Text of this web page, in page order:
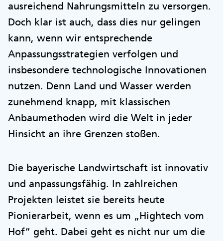
ausreichend Nahrungsmitteln zu versorgen.
Doch klar ist auch, dass dies nur gelingen
kann, wenn wir entsprechende
Anpassungsstrategien verfolgen und
insbesondere technologische Innovationen
nutzen. Denn Land und Wasser werden
zunehmend knapp, mit klassischen
Anbaumethoden wird die Welt in jeder
Hinsicht an ihre Grenzen stoßen.
Die bayerische Landwirtschaft ist innovativ
und anpassungsfähig. In zahlreichen
Projekten leistet sie bereits heute
Pionierarbeit, wenn es um „Hightech vom
Hof“ geht. Dabei geht es nicht nur um die